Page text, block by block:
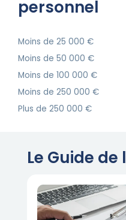
personnel
Moins de 25 000 €
Moins de 50 000 €
Moins de 100 000 €
Moins de 250 000 €
Plus de 250 000 €
Le Guide